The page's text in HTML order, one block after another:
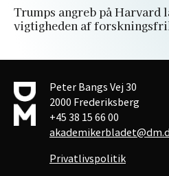
Trumps angreb på
vigtigheden af
Peter Bangs Vej 30
2000 Frederiksberg
+45 38 15 66 00
Privatlivspolitik